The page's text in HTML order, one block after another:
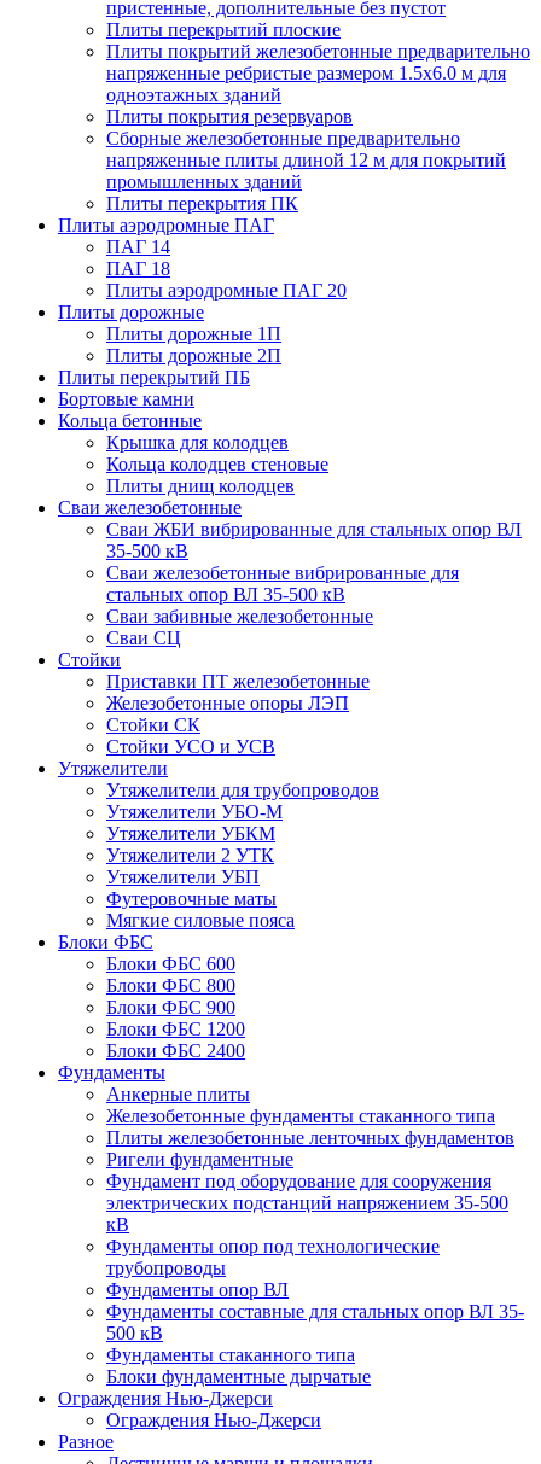
пристенные, дополнительные без пустот
Плиты перекрытий плоские
Плиты покрытий железобетонные предварительно
напряженные ребристые размером 1.5х6.0 м для
одноэтажных зданий
Плиты покрытия резервуаров
Сборные железобетонные предварительно
напряженные плиты длиной 12 м для покрытий
промышленных зданий
Плиты перекрытия ПК
Плиты аэродромные ПАГ
ПАГ 14
ПАГ 18
Плиты аэродромные ПАГ 20
Плиты дорожные
Плиты дорожные 1П
Плиты дорожные 2П
Плиты перекрытий ПБ
Бортовые камни
Кольца бетонные
Крышка для колодцев
Кольца колодцев стеновые
Плиты днищ колодцев
Сваи железобетонные
Сваи ЖБИ вибрированные для стальных опор ВЛ
35-500 кВ
Сваи железобетонные вибрированные для
стальных опор ВЛ 35-500 кВ
Сваи забивные железобетонные
Сваи СЦ
Стойки
Приставки ПТ железобетонные
Железобетонные опоры ЛЭП
Стойки СК
Стойки УСО и УСВ
Утяжелители
Утяжелители для трубопроводов
Утяжелители УБО-М
Утяжелители УБКМ
Утяжелители 2 УТК
Утяжелители УБП
Футеровочные маты
Мягкие силовые пояса
Блоки ФБС
Блоки ФБС 600
Блоки ФБС 800
Блоки ФБС 900
Блоки ФБС 1200
Блоки ФБС 2400
Фундаменты
Анкерные плиты
Железобетонные фундаменты стаканного типа
Плиты железобетонные ленточных фундаментов
Ригели фундаментные
Фундамент под оборудование для сооружения
электрических подстанций напряжением 35-500
кВ
Фундаменты опор под технологические
трубопроводы
Фундаменты опор ВЛ
Фундаменты составные для стальных опор ВЛ 35-
500 кВ
Фундаменты стаканного типа
Блоки фундаментные дырчатые
Ограждения Нью-Джерси
Ограждения Нью-Джерси
Разное